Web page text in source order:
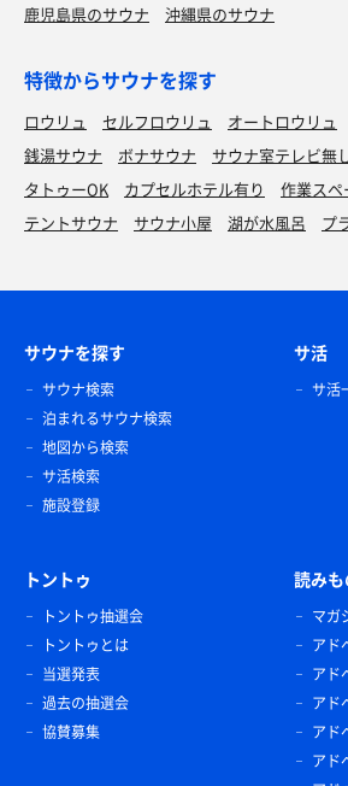
鹿児島県のサウナ
沖縄県のサウナ
特徴からサウナを探す
ロウリュ セルフロウリュ オートロウリュ
銭湯サウナ
ボナサウナ サウナ室テレビ無
タトゥーOK
カプセルホテル有り
作業スペ
テントサウナ
サウナ小屋 湖が水風呂 プ
サウナを探す
サウナ検索
泊まれるサウナ検索
地図から検索
サ活検索
施設登録
サ活
サ活
トントゥ
トントゥ抽選会
トントゥとは
当選発表
過去の抽選会
協賛募集
読みも
マガ
アド
アド
アド
アド
アド